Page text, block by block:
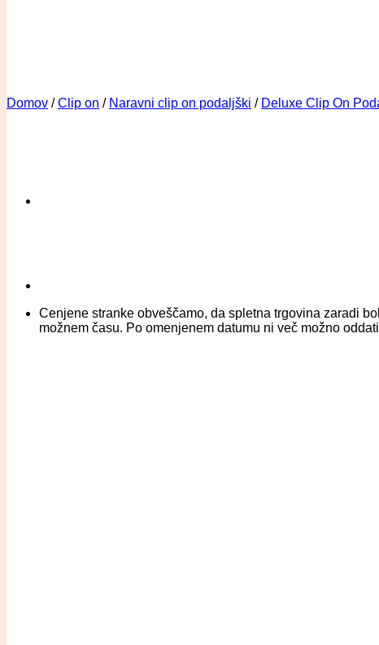
Domov / Clip on / Naravni clip on podaljški / Deluxe Clip On
Cenjene stranke obveščamo, da spletna trgovina zaradi
možnem času. Po omenjenem datumu ni več možno